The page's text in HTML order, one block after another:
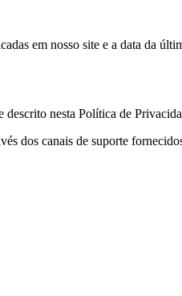
em nosso site e a data da
descrito nesta Política de
dos canais de suporte